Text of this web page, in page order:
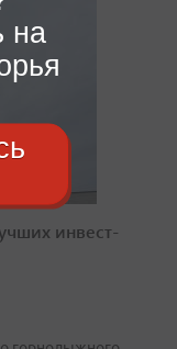
инвест-
на